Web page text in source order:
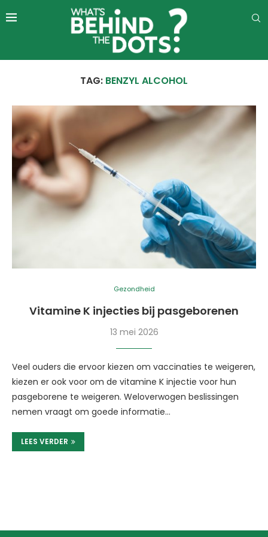
TAG: BENZYL ALCOHOL
Gezondheid
Vitamine K injecties bij pasgeborenen
13 mei 2026
Veel ouders die ervoor kiezen om vaccinaties te weigeren,
kiezen er ook voor om de vitamine K injectie voor hun
pasgeborene te weigeren. Weloverwogen beslissingen
nemen vraagt om goede informatie…
LEES VERDER